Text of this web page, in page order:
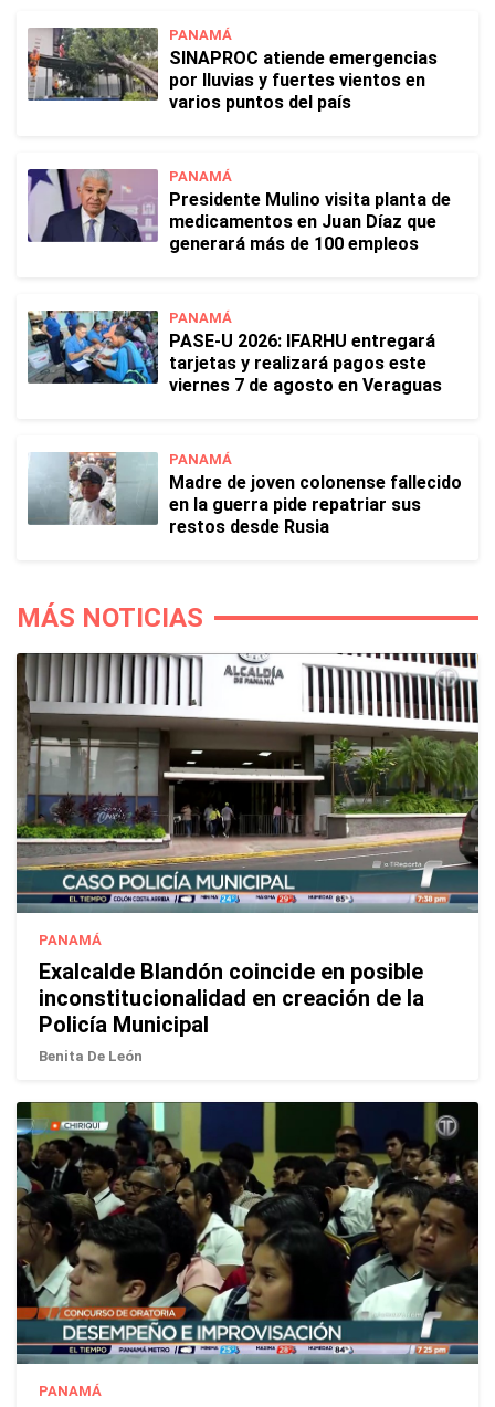
PANAMÁ
SINAPROC atiende emergencias
por lluvias y fuertes vientos en
varios puntos del país
PANAMÁ
Presidente Mulino visita planta de
medicamentos en Juan Díaz que
generará más de 100 empleos
PANAMÁ
PASE-U 2026: IFARHU entregará
tarjetas y realizará pagos este
viernes 7 de agosto en Veraguas
PANAMÁ
Madre de joven colonense fallecido
en la guerra pide repatriar sus
restos desde Rusia
MÁS NOTICIAS
PANAMÁ
Exalcalde Blandón coincide en posible
inconstitucionalidad en creación de la
Policía Municipal
Benita De León
PANAMÁ